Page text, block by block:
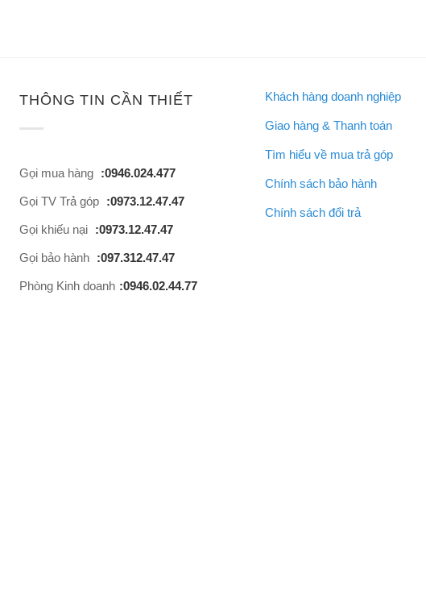
THÔNG TIN CẦN THIẾT
Gọi mua hàng :0946.024.477
Gọi TV Trả góp :0973.12.47.47
Gọi khiếu nại :0973.12.47.47
Gọi bảo hành :097.312.47.47
Phòng Kinh doanh :0946.02.44.77
Khách hàng doanh nghiệp
Giao hàng & Thanh toán
Tìm hiểu về mua trả góp
Chính sách bảo hành
Chính sách đổi trả